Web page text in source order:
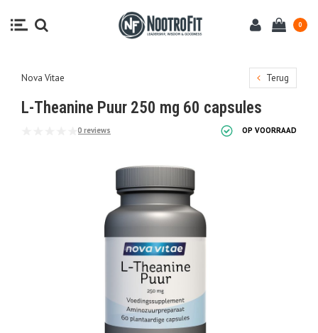
0
Nova Vitae Terug
L-Theanine Puur 250 mg 60 capsules
0 reviews OP VOORRAAD